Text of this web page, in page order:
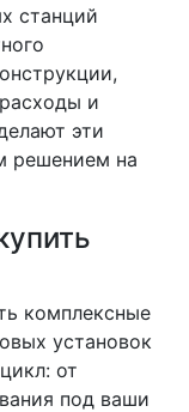
станций
и
эти
решением на
комплексные
установок
от
под ваши